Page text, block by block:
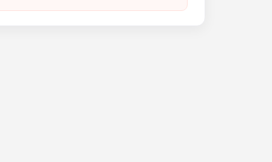
NATALE"